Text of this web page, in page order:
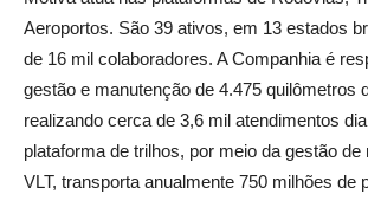
Aeroportos. São 39 ativos, em 13 estados
de 16 mil colaboradores. A Companhia é
gestão e manutenção de 4.475 quilômetros
realizando cerca de 3,6 mil atendimentos
plataforma de trilhos, por meio da gestão
VLT, transporta anualmente 750 milhões de